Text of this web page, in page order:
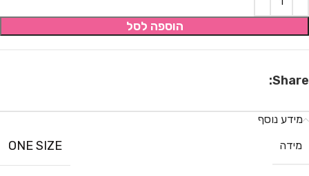
הוספה לסל
Share:
מידע נוסף
מידה
ONE SIZE